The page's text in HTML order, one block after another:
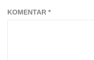
KOMENTAR *